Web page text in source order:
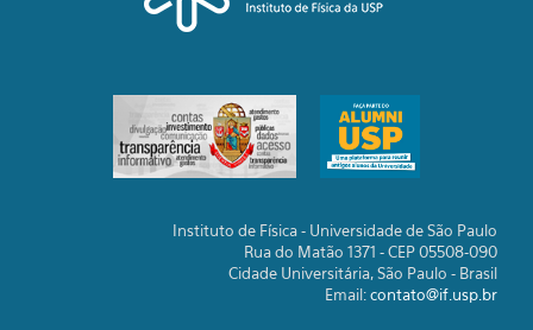
Instituto de Física - Universidade de São Paulo
Rua do Matão 1371 - CEP 05508-090
Cidade Universitária, São Paulo - Brasil
Email:contato@if.usp.br